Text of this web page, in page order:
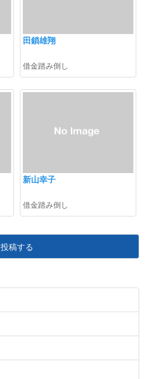
田鎖雄翔
借金踏み倒し
新山幸子
借金踏み倒し
投稿する